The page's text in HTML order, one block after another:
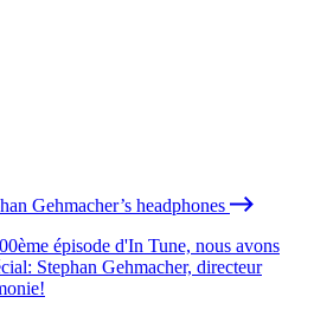
Gehmacher’s headphones
épisode d'In Tune, nous avons
Stephan Gehmacher, directeur